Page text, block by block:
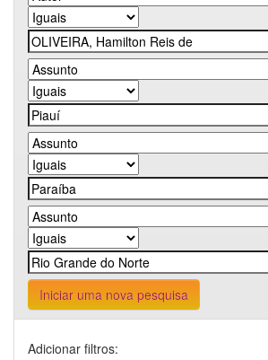
Iniciar uma nova pesquisa
Adicionar filtros: